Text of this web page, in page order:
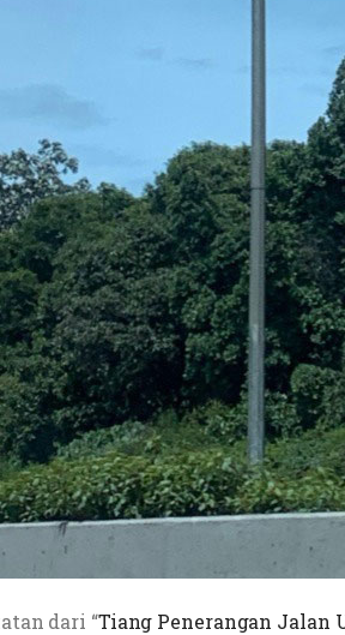
dari “Tiang Penerangan Jalan